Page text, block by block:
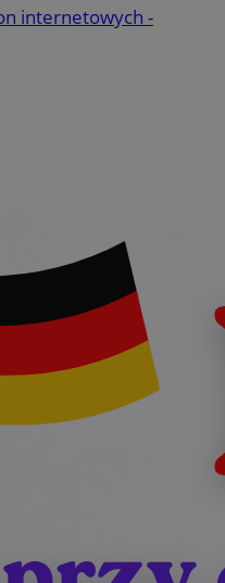
internetowych -